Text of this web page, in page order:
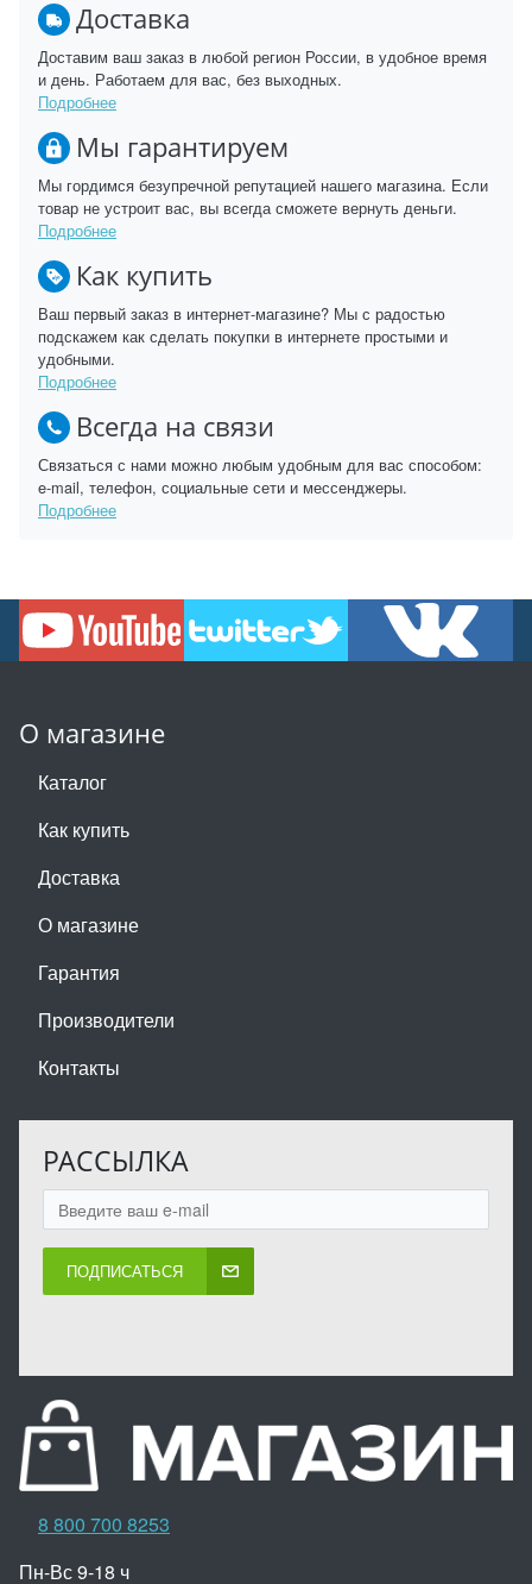
Доставка
Доставим ваш заказ в любой регион России, в удобное время
и день. Работаем для вас, без выходных.
Подробнее
Мы гарантируем
Мы гордимся безупречной репутацией нашего магазина. Если
товар не устроит вас, вы всегда сможете вернуть деньги.
Подробнее
Как купить
Ваш первый заказ в интернет-магазине? Мы с радостью
подскажем как сделать покупки в интернете простыми и
удобными.
Подробнее
Всегда на связи
Связаться с нами можно любым удобным для вас способом:
e-mail, телефон, социальные сети и мессенджеры.
Подробнее
О магазине
Каталог
Как купить
Доставка
О магазине
Гарантия
Производители
Контакты
РАССЫЛКА
ПОДПИСАТЬСЯ
8 800 700 8253
Пн-Вс 9-18 ч